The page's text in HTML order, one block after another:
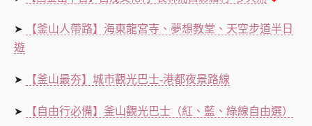
➤
【釜山人帶路】海東龍宮寺、夢想教堂、天空步道半日
遊
➤ 【釜山最夯】城市觀光巴士-港都夜景路線
➤ 【自由行必備】釜山觀光巴士（紅、藍、綠線自由選）